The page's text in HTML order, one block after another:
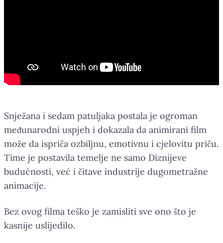
Snježana i sedam patuljaka postala je ogroman
međunarodni uspjeh i dokazala da animirani film
može da ispriča ozbiljnu, emotivnu i cjelovitu priču.
Time je postavila temelje ne samo Diznijeve
budućnosti, već i čitave industrije dugometražne
animacije.
Bez ovog filma teško je zamisliti sve ono što je
kasnije uslijedilo.